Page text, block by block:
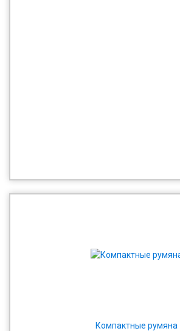
Компактные румяна